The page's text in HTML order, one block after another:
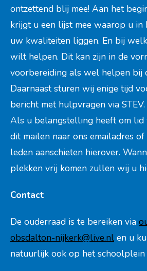
ontzettend blij mee! Aan het
krijgt u een lijst mee waarop u
uw kwaliteiten liggen. En bij
wilt helpen. Dit kan zijn in de
voorbereiding als wel helpen bij
Daarnaast sturen wij enige tijd
bericht met hulpvragen via STEV.
Als u belangstelling heeft om lid
dit mailen naar ons emailadres of
leden aanschieten hierover.
plekken vrij komen zullen wij u
Contact
De ouderraad is te bereiken via
obsdalton-nijkerk@live.nl en u
natuurlijk ook op het schoolplein